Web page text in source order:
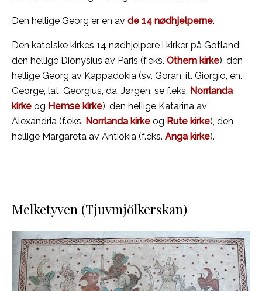
Den hellige Georg er en av de 14 nødhjelperne.
Den katolske kirkes 14 nødhjelpere i kirker på Gotland:
den hellige Dionysius av Paris (f.eks. Othem kirke), den
hellige Georg av Kappadokia (sv. Göran, it. Giorgio, en.
George, lat. Georgius, da. Jørgen, se f.eks. Norrlanda
kirke og Hemse kirke), den hellige Katarina av
Alexandria (f.eks. Norrlanda kirke og Rute kirke), den
hellige Margareta av Antiokia (f.eks. Anga kirke).
Melketyven (Tjuvmjölkerskan)